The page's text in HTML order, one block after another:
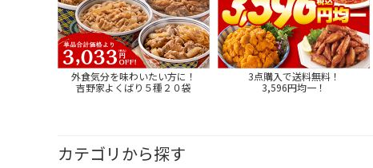
外食気分を味わいたい方に！
吉野家よくばり５種２０袋
3点購入で送料無料！
3,596円均一！
カテゴリから探す